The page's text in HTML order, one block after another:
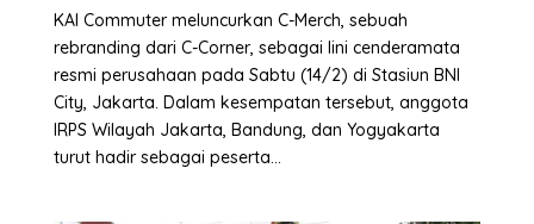
KAI Commuter meluncurkan C-Merch, sebuah
rebranding dari C-Corner, sebagai lini cenderamata
resmi perusahaan pada Sabtu (14/2) di Stasiun BNI
City, Jakarta. Dalam kesempatan tersebut, anggota
IRPS Wilayah Jakarta, Bandung, dan Yogyakarta
turut hadir sebagai peserta...